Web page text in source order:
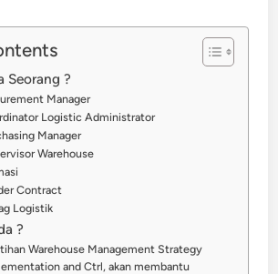
Seorang ?
Manager
Logistic Administrator
Manager
Warehouse
Contract
Logistik
?
Warehouse Management Strategy
and Ctrl, akan membantu